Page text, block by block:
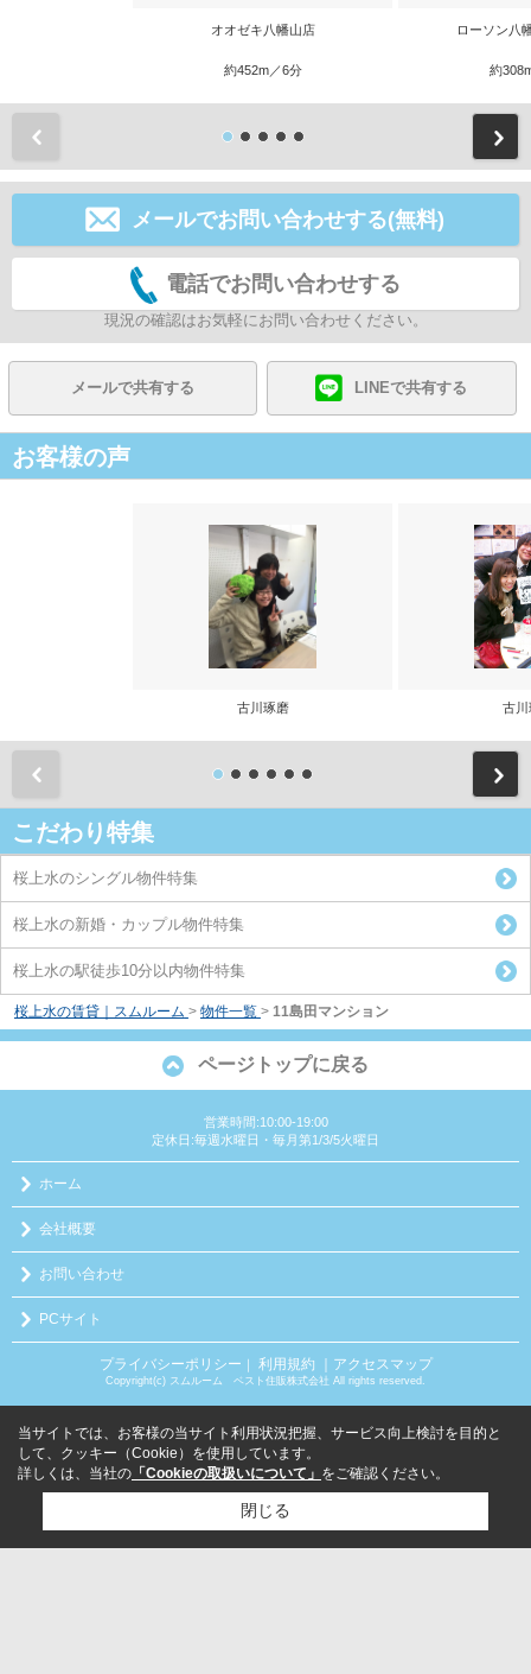
オオゼキ八幡山店
約452m／6分
ローソン八
約
メールでお問い合わせする(無料)
電話でお問い合わせする
現況の確認はお気軽にお問い合わせください。
メールで共有する LINEで共有する
お客様の声
古川琢磨 古川
こだわり特集
桜上水のシングル物件特集
桜上水の新婚・カップル物件特集
桜上水の駅徒歩10分以内物件特集
桜上水の賃貸｜スムルーム > 物件一覧 > 11島田マンション
ページトップに戻る
営業時間:10:00-19:00
定休日:毎週水曜日・毎月第1/3/5火曜日
ホーム
会社概要
お問い合わせ
PCサイト
プライバシーポリシー 利用規約 ｜アクセスマップ
Copyright(c) スムルーム ベスト住販株式会社 All rights reserved.
当サイトでは、お客様の当サイト利用状況把握、サービス向上検討を目的と
して、クッキー（Cookie）を使用しています。
詳しくは、当社の 「Cookieの取扱いについて」 をご確認ください。
閉じる